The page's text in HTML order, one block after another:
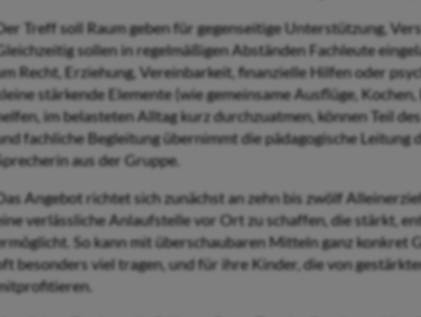
Treff soll Raum geben für gegenseitige Unterstützung,
sollen in regelmäßigen Abständen Fachleute
Recht, Erziehung, Vereinbarkeit, finanzielle Hilfen oder
stärkende Elemente (wie gemeinsame Ausflüge,
im belasteten Alltag kurz durchzuatmen, können Teil
fachliche Begleitung übernimmt die pädagogische
aus der Gruppe.
Angebot richtet sich zunächst an zehn bis zwölf
verlässliche Anlaufstelle vor Ort zu schaffen, die stärkt,
So kann mit überschaubaren Mitteln ganz konkret
besonders viel tragen, und für ihre Kinder, die von